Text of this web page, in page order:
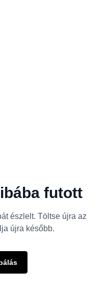
futott
észlelt. Töltse újra az
újra később.